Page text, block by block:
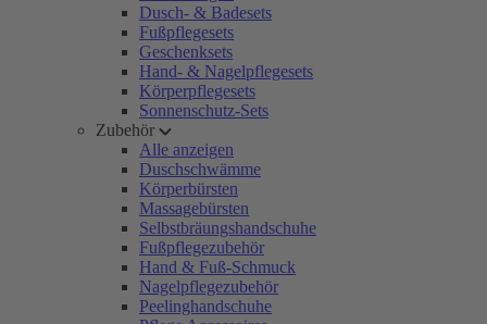
Dusch- & Badesets
Fußpflegesets
Geschenksets
Hand- & Nagelpflegesets
Körperpflegesets
Sonnenschutz-Sets
Zubehör
Alle anzeigen
Duschschwämme
Körperbürsten
Massagebürsten
Selbstbräungshandschuhe
Fußpflegezubehör
Hand & Fuß-Schmuck
Nagelpflegezubehör
Peelinghandschuhe